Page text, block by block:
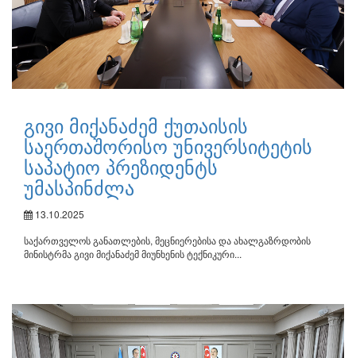
გივი მიქანაძემ ქუთაისის
საერთაშორისო უნივერსიტეტის
საპატიო პრეზიდენტს
უმასპინძლა
13.10.2025
საქართველოს განათლების, მეცნიერებისა და ახალგაზრდობის
მინისტრმა გივი მიქანაძემ მიუნხენის ტექნიკური...